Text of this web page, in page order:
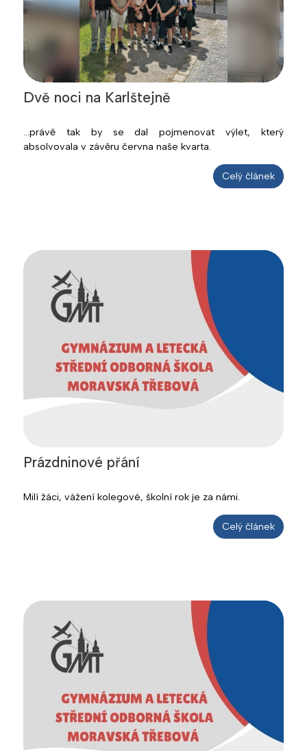
Dvě noci na Karlštejně
...právě tak by se dal pojmenovat výlet, který
absolvovala v závěru června naše kvarta.
Celý článek
Prázdninové přání
Milí žáci, vážení kolegové, školní rok je za námi.
Celý článek